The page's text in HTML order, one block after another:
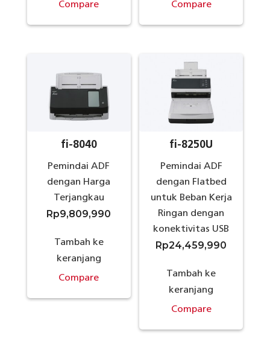
Compare Compare
fi-8040
Pemindai ADF
dengan Harga
Terjangkau
Rp9,809,990
Tambah ke
keranjang
Compare
fi-8250U
Pemindai ADF
dengan Flatbed
untuk Beban Kerja
Ringan dengan
konektivitas USB
Rp24,459,990
Tambah ke
keranjang
Compare